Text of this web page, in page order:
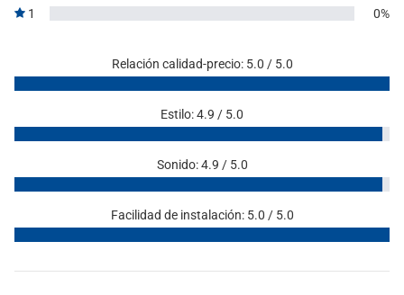
1
0%
Relación calidad-precio: 5.0 / 5.0
Estilo: 4.9 / 5.0
Sonido: 4.9 / 5.0
Facilidad de instalación: 5.0 / 5.0